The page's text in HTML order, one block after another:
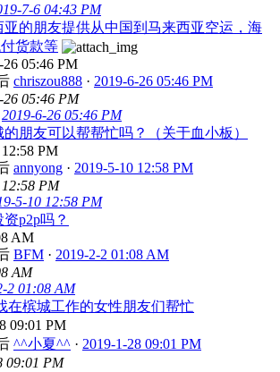
7-6 04:43 PM
亚的朋友提供从中国到马来西亚空运，海
货款等
26 05:46 PM
chriszou888 · 2019-6-26 05:46 PM
26 05:46 PM
2019-6-26 05:46 PM
朋友可以帮帮忙吗？（关于血小板）
PM
annyong · 2019-5-10 12:58 PM
PM
5-10 12:58 PM
p2p吗？
AM
BFM · 2019-2-2 01:08 AM
AM
2 01:08 AM
在槟城工作的女性朋友们帮忙
09:01 PM
^^小夏^^ · 2019-1-28 09:01 PM
09:01 PM